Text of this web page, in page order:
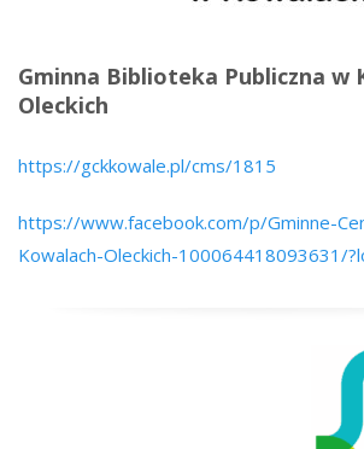
Gminna Biblioteka Publiczna w
Oleckich
https://gckkowale.pl/cms/1815
https://www.facebook.com/p/Gminne-
Kowalach-Oleckich-100064418093631/